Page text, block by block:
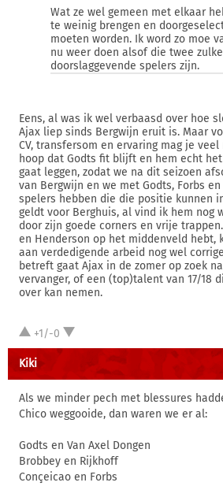
Wat ze wel gemeen met elkaar
te weinig brengen en
moeten worden. Ik word zo moe
nu weer doen alsof die twee zulke
doorslaggevende spelers zijn.
Eens, al was ik wel verbaasd over hoe
Ajax liep sinds Bergwijn eruit is. Maar
CV, transfersom en ervaring mag je
hoop dat Godts fit blijft en hem echt
gaat leggen, zodat we na dit seizoen
van Bergwijn en we met Godts, Forbs en
spelers hebben die die positie kunnen
geldt voor Berghuis, al vind ik hem nog
door zijn goede corners en vrije
en Henderson op het middenveld hebt,
aan verdedigende arbeid nog wel
betreft gaat Ajax in de zomer op zoek
vervanger, of een (top)talent van 17/18
over kan nemen.
+1/-0
Kiki
Als we minder pech met blessures
Chico weggooide, dan waren we er al:
Godts en Van Axel Dongen
Brobbey en Rijkhoff
Conçeicao en Forbs